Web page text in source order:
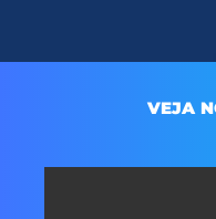
VEJA